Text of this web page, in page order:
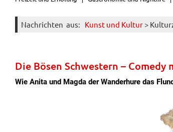
Nachrichten aus: Kunst und Kultur >
Die Bösen Schwestern –
Wie Anita und Magda der Wanderhure das